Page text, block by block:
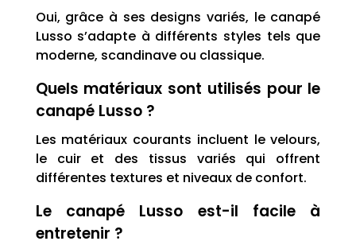
Oui, grâce à ses designs variés, le canapé
Lusso s’adapte à différents styles tels que
moderne, scandinave ou classique.
Quels matériaux sont utilisés pour le
canapé Lusso ?
Les matériaux courants incluent le velours,
le cuir et des tissus variés qui offrent
différentes textures et niveaux de confort.
Le canapé Lusso est-il facile à
entretenir ?